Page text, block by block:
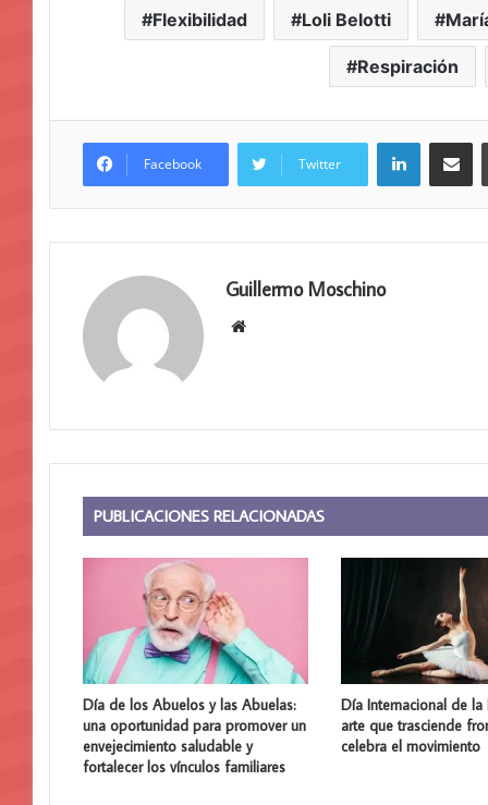
Flexibilidad Loli Belotti
Respiración
Facebook Twitter
LinkedIn
Guillermo Moschino
Sitio
PUBLICACIONES RELACIONADAS
Día de los Abuelos y las Abuelas:
una oportunidad para promover un
envejecimiento saludable y
fortalecer los vínculos familiares
Día Internacional de la
arte que trasciende
celebra el movimiento